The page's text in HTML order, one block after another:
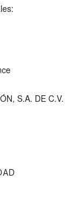
S.A. DE C.V.